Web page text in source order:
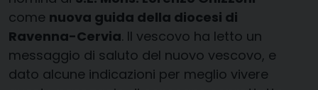
come nuova guida della diocesi di
Ravenna-Cervia. Il vescovo ha letto un
messaggio di saluto del nuovo vescovo, e
dato alcune indicazioni per meglio vivere